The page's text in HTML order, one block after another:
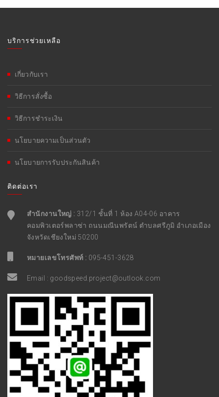
บริการช่วยเหลือ
เกี่ยวกับเรา
วิธีการสั่งซื้อ
วิธีการชำระเงิน
นโยบายความเป็นส่วนตัว
นโยบายการรับประกันสินค้า
ติดต่อเรา
สำนักงานใหญ่ : 312/1 ชั้นที่ 1 ห้อง A04-06 อาคาร
คอมพิวเตอร์พลาซ่า ถนนมณีนพรัตน์ ตำบลศรีภูมิ อำเภอเมือง
จังหวัดเชียงใหม่ 50200
หมายเลขโทรศัพท์ : 095-451-3628
Email : goodspeed.project@outlook.com